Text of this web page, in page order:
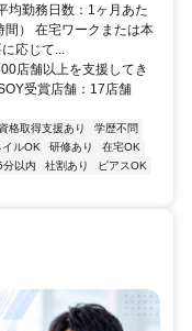
均勤務日数：1ヶ月あた
） 在宅ワークまたは本
応じて...
店舗以上を支援してき
受賞店舗：17店舗
資格取得支援あり
学歴不問
イルOK 研修あり
在宅OK
分以内 社割あり
ピアスOK